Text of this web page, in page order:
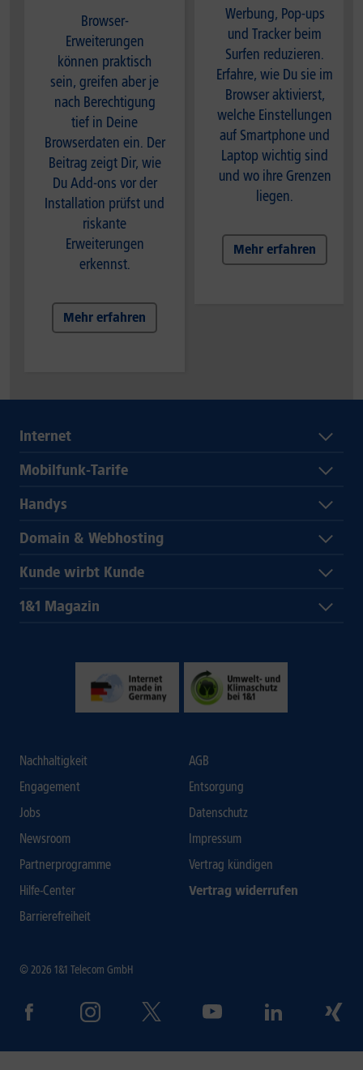
Browser-
Erweiterungen
können praktisch
sein, greifen aber je
nach Berechtigung
tief in Deine
Browserdaten ein. Der
Beitrag zeigt Dir, wie
Du Add-ons vor der
Installation prüfst und
riskante
Erweiterungen
erkennst.
Mehr erfahren
Werbung, Pop-ups
und Tracker beim
Surfen reduzieren.
Erfahre, wie Du sie im
Browser aktivierst,
welche Einstellungen
auf Smartphone und
Laptop wichtig sind
und wo ihre Grenzen
liegen.
Mehr erfahren
Internet
Mobilfunk-Tarife
Handys
Domain & Webhosting
Kunde wirbt Kunde
1&1 Magazin
Nachhaltigkeit
Engagement
Jobs
Newsroom
Partnerprogramme
Hilfe-Center
Barrierefreiheit
AGB
Entsorgung
Datenschutz
Impressum
Vertrag kündigen
Vertrag widerrufen
© 2026 1&1 Telecom GmbH